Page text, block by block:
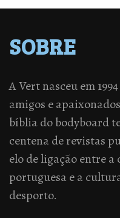
SOBRE
A Vert nasceu em
amigos e
bíblia do bodyboard
centena de revistas
elo de ligação entre
portuguesa e a
desporto.